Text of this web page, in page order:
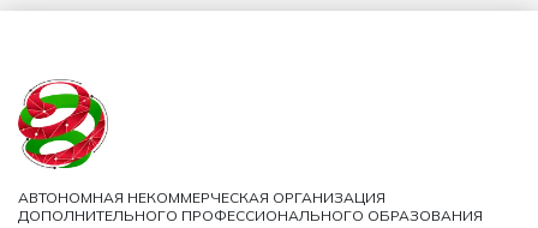
АВТОНОМНАЯ НЕКОММЕРЧЕСКАЯ ОРГАНИЗАЦИЯ
ДОПОЛНИТЕЛЬНОГО ПРОФЕССИОНАЛЬНОГО ОБРАЗОВАНИЯ